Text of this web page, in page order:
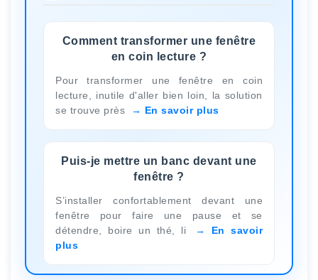
Comment transformer une fenêtre
en coin lecture ?
Pour transformer une fenêtre en coin
lecture, inutile d'aller bien loin, la solution
se trouve près
En savoir plus
Puis-je mettre un banc devant une
fenêtre ?
S’installer confortablement devant une
fenêtre pour faire une pause et se
détendre, boire un thé, li
En savoir
plus